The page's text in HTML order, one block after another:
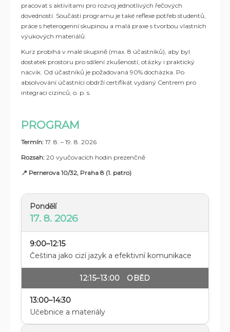
pracovat s aktivitami pro rozvoj jednotlivých řečových
dovedností. Součástí programu je také reflexe potřeb studentů,
práce s heterogenní skupinou a malá praxe s tvorbou vlastních
výukových materiálů.
Kurz probíhá v malé skupině (max. 8 účastníků), aby byl
dostatek prostoru pro sdílení zkušeností, otázky i praktický
nácvik. Od účastníků je požadovaná 90% docházka. Po
absolvování účastníci obdrží certifikát vydaný Centrem pro
integraci cizinců, o. p. s.
PROGRAM
Termín: 17. 8. – 19. 8. 2026
Rozsah: 20 vyučovacích hodin prezenčně
📍 Pernerova 10/32, Praha 8 (1. patro)
Pondělí
17. 8. 2026
9:00–12:15
Čeština jako cizí jazyk a efektivní komunikace
12:15–13:00 OBĚD
13:00–14:30
Učebnice a materiály